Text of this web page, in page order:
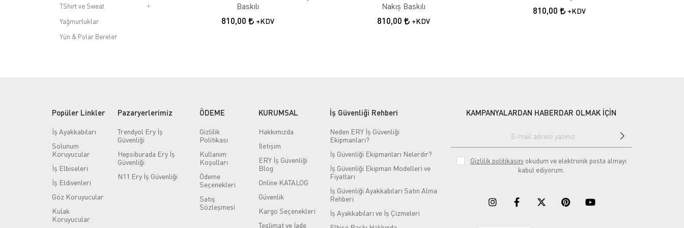
TShirt ve Sweat
Yağmurluklar
Yün & Polar Bereler
Alet Sapları
Ambalaj & Paketleme
Anahtar Dolabı Modelleri | Metal
ve Şifreli Anahtar Kutuları
Anket Kutusu Modelleri | Öneri,
Dilek ve Çekiliş Kutuları
Antistatik Ürünler
Ayaklı Broşür Standı
Baskılı
810,00 +KDV
Nakış Baskılı
810,00 +KDV
810,00 +KDV
Popüler Linkler
İş Ayakkabıları
Solunum
Koruyucular
İş Elbiseleri
İş Eldivenleri
Göz Koruyucular
Kulak
Koruyucular
Pazaryerlerimiz
Trendyol Ery İş
Güvenliği
Hepsiburada Ery İş
Güvenliği
N11 Ery İş Güvenliği
ÖDEME
Gizlilik
Politikası
Kullanım
Koşulları
Ödeme
Seçenekleri
Satış
Sözleşmesi
KURUMSAL
Hakkımızda
İletişim
ERY İş Güvenliği
Blog
Online KATALOG
Güvenlik
Kargo Seçenekleri
Teslimat ve İade
İş Güvenliği Rehberi
Neden ERY İş Güvenliği
Ekipmanları?
İş Güvenliği Ekipmanları Nelerdir?
İş Güvenliği Ekipman Modelleri ve
Fiyatları
İş Güvenliği Ayakkabıları Satın Alma
Rehberi
İş Ayakkabıları ve İş Çizmeleri
KAMPANYALARDAN HABERDAR OLMAK İÇİN
Gizlilik politikasını okudum ve elektronik posta almayı
kabul ediyorum.